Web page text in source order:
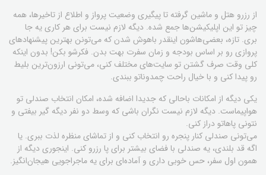
از رزرو هتل و ماشین گرفته تا پیگیری وضعیت پرواز و اطلاع از تاخیرها، همه
چیز تو این اپلیکیشن‌ها جمع شده. دیگه لازم نیست برای هر کاری یه جا
بری. تازه، بعضی‌هاشون اینقدر باهوش شدن که می‌تونن بهترین پیشنهادهای
پروازی رو بر اساس بودجه و زمان سفرت بهت بدن. فکرشو بکن! بدون اینکه
کلی وقت صرف گشتن تو سایت‌های مختلف کنی، می‌تونی ارزون‌ترین بلیط
رو پیدا کنی و با خیال راحت چمدوناتو ببندی.
یکی دیگه از امکانات باحالی که جدیدا اضافه شده، امکان انتخاب صندلی تو
هواپیماست. دیگه لازم نیست نگران باشی که وسط دو نفر دیگه گیر بیفتی و
نتونی پاهاتو دراز کنی.
می‌تونی صندلی کنار پنجره رو انتخاب کنی و از تماشای منظره لذت ببری. یا
اگه قد بلندی، یه صندلی با فضای بیشتر برای پا رزرو کنی. اینجوری دیگه از
همون اول سفر، حس خوبی داری و آماده‌ای برای یه ماجراجویی هیجان‌انگیز.